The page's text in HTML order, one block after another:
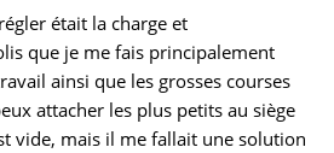
était la charge et
que je me fais principalement
ainsi que les grosses courses
attacher les plus petits au siège
vide, mais il me fallait une solution